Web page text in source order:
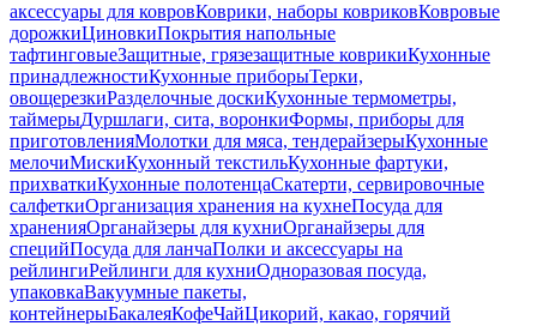
аксессуары для ковровКоврики, наборы ковриковКовровые
дорожкиЦиновкиПокрытия напольные
тафтинговыеЗащитные, грязезащитные коврикиКухонные
принадлежностиКухонные приборыТерки,
овощерезкиРазделочные доскиКухонные термометры,
таймерыДуршлаги, сита, воронкиФормы, приборы для
приготовленияМолотки для мяса, тендерайзерыКухонные
мелочиМискиКухонный текстильКухонные фартуки,
прихваткиКухонные полотенцаСкатерти, сервировочные
салфеткиОрганизация хранения на кухнеПосуда для
храненияОрганайзеры для кухниОрганайзеры для
специйПосуда для ланчаПолки и аксессуары на
рейлингиРейлинги для кухниОдноразовая посуда,
упаковкаВакуумные пакеты,
контейнерыБакалеяКофеЧайЦикорий, какао, горячий